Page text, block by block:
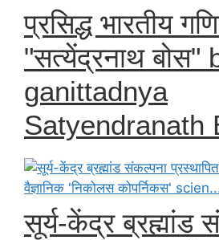
प्रसिद्ध भारतीय
"सत्येंद्रनाथ बोस"
ganittadnya
Satyendranath
सूर्य-केंद्र ब्रह्मांड